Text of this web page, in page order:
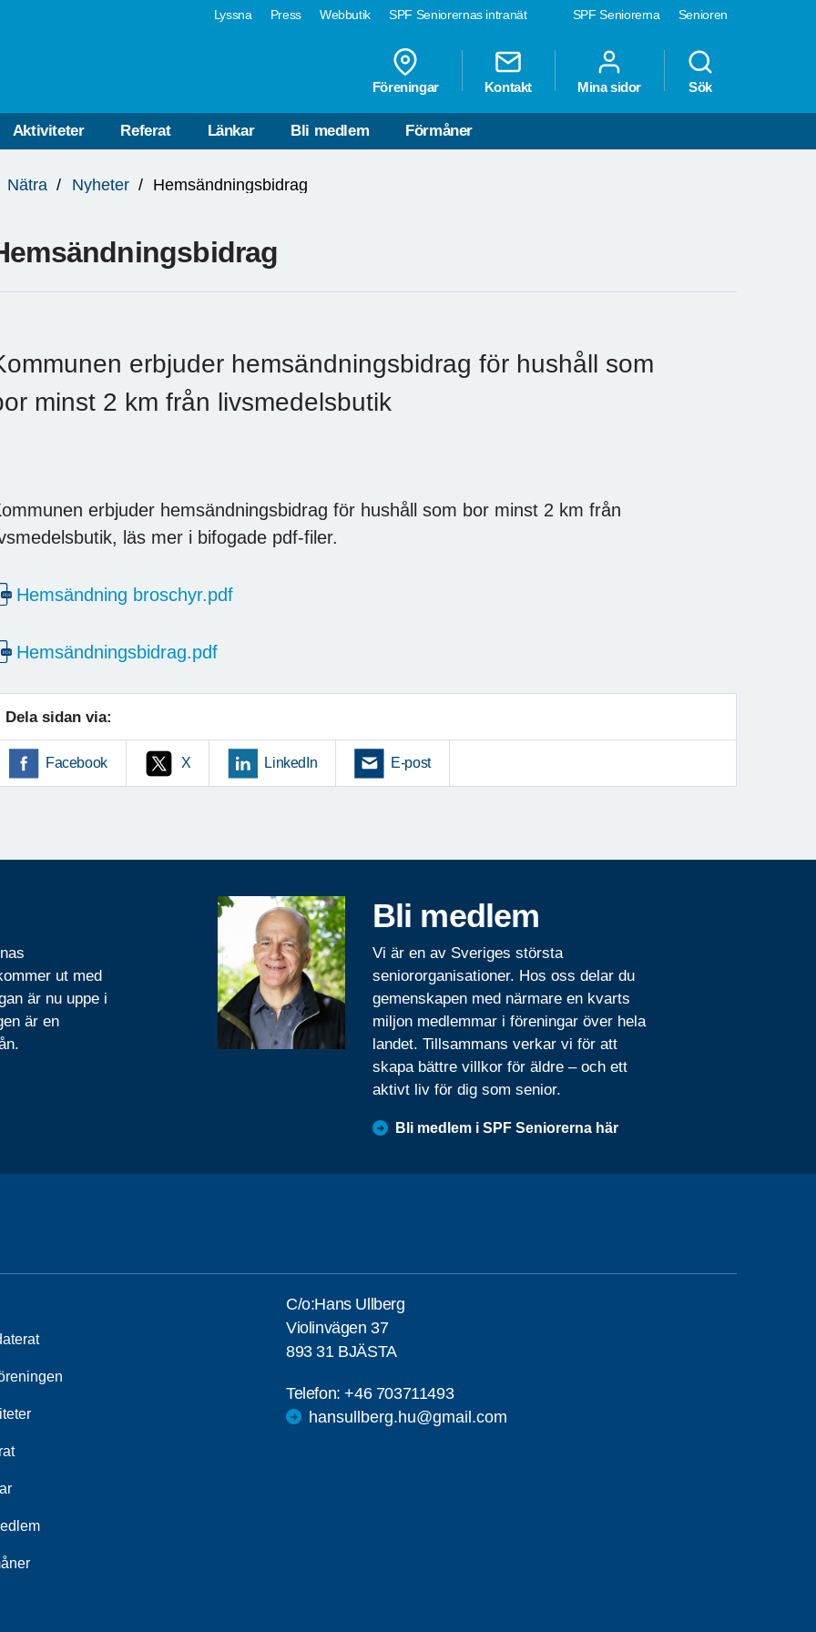
SPF Seniorerna Senioren
Lyssna Press Webbutik SPF Seniorernas intranät
Föreningar Kontakt Mina sidor Sök
Aktiviteter Referat Länkar Bli medlem Förmåner
Nätra Nyheter Hemsändningsbidrag
erbjuder hemsändningsbidrag för hushåll som
minst 2 km från livsmedelsbutik
erbjuder hemsändningsbidrag för hushåll som bor minst 2 km från
läs mer i bifogade pdf-filer.
Hemsändning broschyr.pdf
Hemsändningsbidrag.pdf
Dela sidan via:
Facebook X LinkedIn E-post
ut med
är nu uppe i
är en
Bli medlem
Vi är en av Sveriges största
seniororganisationer. Hos oss delar du
gemenskapen med närmare en kvarts
miljon medlemmar i föreningar över hela
landet. Tillsammans verkar vi för att
skapa bättre villkor för äldre – och ett
aktivt liv för dig som senior.
Bli medlem i SPF Seniorerna här
C/o:Hans Ullberg
Violinvägen 37
893 31 BJÄSTA
Telefon:+46 703711493
hansullberg.hu@gmail.com